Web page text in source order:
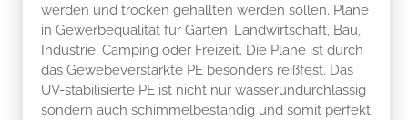
werden und trocken gehallten werden sollen. Plane
in Gewerbequalität für Garten, Landwirtschaft, Bau,
Industrie, Camping oder Freizeit. Die Plane ist durch
das Gewebeverstärkte PE besonders reißfest. Das
UV-stabilisierte PE ist nicht nur wasserundurchlässig
sondern auch schimmelbeständig und somit perfekt